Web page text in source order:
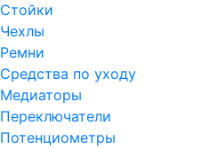
Стойки
Чехлы
Ремни
Средства по уходу
Медиаторы
Переключатели
Потенциометры